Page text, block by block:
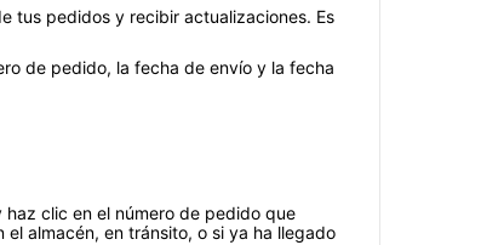
tus pedidos y recibir actualizaciones. Es
de pedido, la fecha de envío y la fecha
clic en el número de pedido que
almacén, en tránsito, o si ya ha llegado